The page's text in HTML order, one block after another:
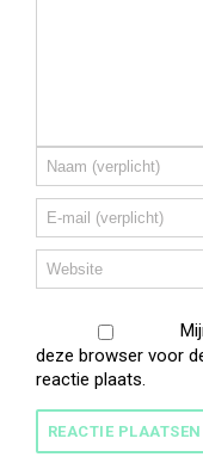
deze browser voor
reactie plaats.